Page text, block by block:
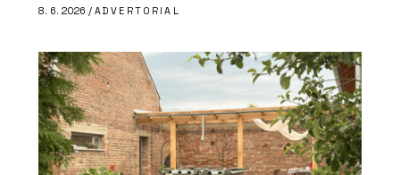
8. 6. 2026 / ADVERTORIAL